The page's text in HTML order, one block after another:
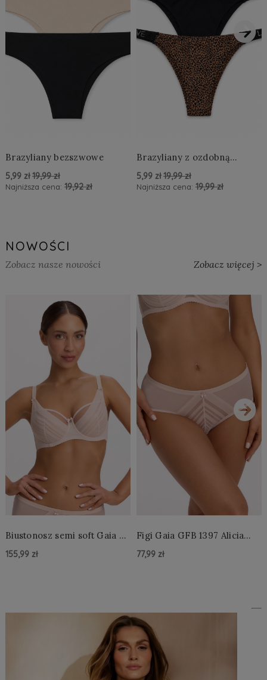
Brazyliany bezszwowe
5,99 zł 19,99 zł
Najniższa cena: 19,92 zł
Brazyliany z ozdobną
5,99 zł 19,99 zł
Najniższa cena: 19,99 zł
›
NOWOŚCI
Zobacz nasze nowości Zobacz więcej >
Biustonosz semi soft Gaia BS
155,99 zł
Figi Gaia GFB 1397 Alicia
77,99 zł
›